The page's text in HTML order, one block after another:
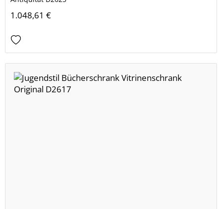
1.048,61 €